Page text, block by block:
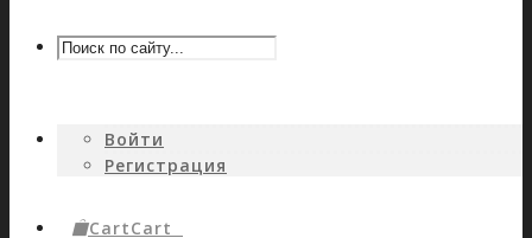
Войти
Регистрация
CartCart